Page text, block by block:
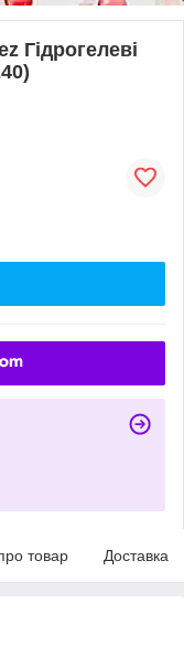
Гідрогелеві
товар Доставка